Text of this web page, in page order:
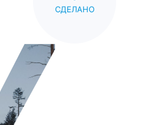
СДЕЛАНО